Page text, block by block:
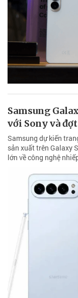
Samsung
với Sony và
Samsung dự kiến
sản xuất trên Galaxy
lớn về công nghệ